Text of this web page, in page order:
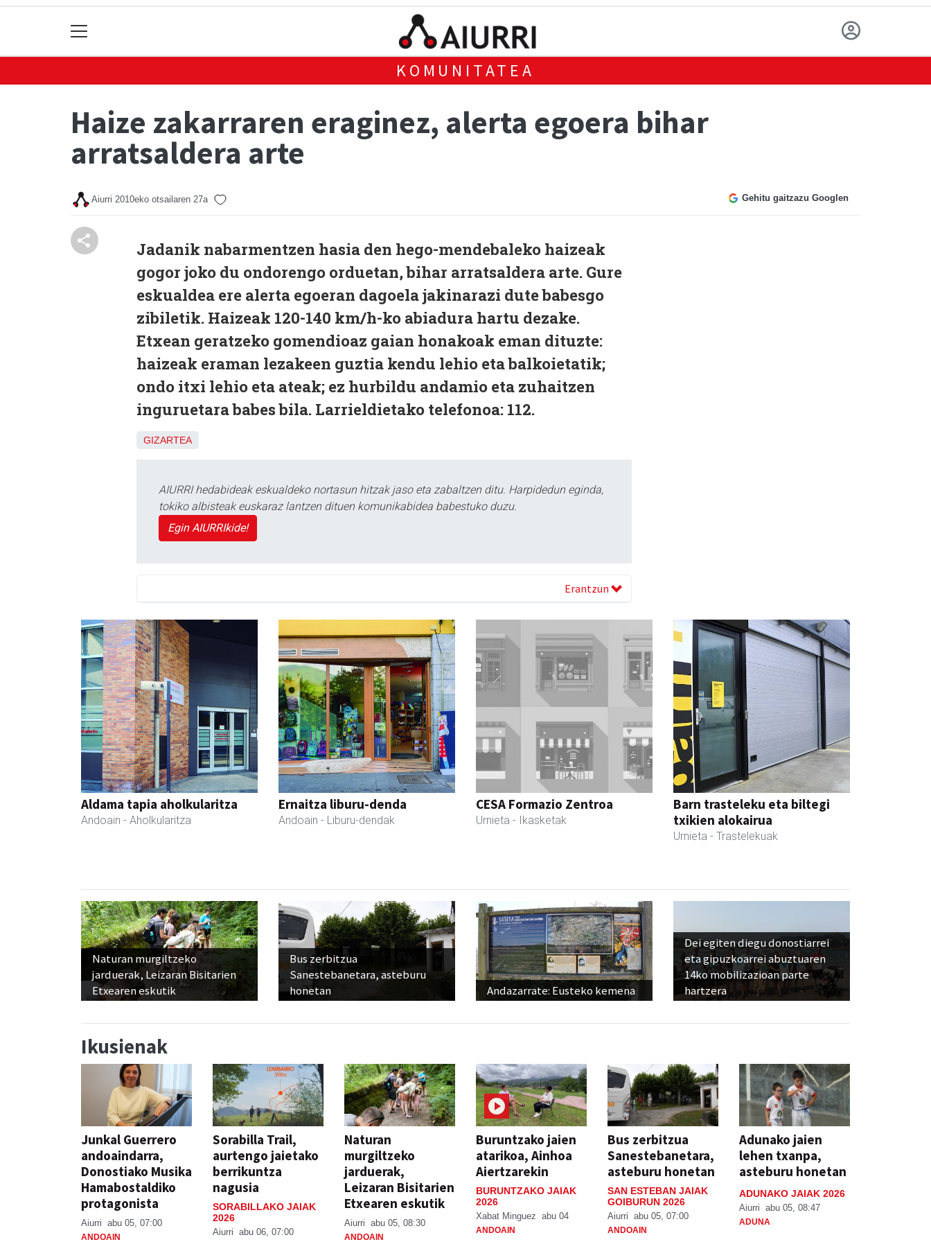
KOMUNITATEA
Haize zakarraren eraginez, alerta egoera bihar
arratsaldera arte
Aiurri 2010eko otsailaren 27a Gehitu gaitzazu Googlen
Jadanik nabarmentzen hasia den hego-mendebaleko haizeak
gogor joko du ondorengo orduetan, bihar arratsaldera arte. Gure
eskualdea ere alerta egoeran dagoela jakinarazi dute babesgo
zibiletik. Hai­zeak 120-140 km/h-ko abiadura har­­tu dezake.
Etxean geratzeko gomendioaz gaian ho­nakoak eman dituzte:
haizeak eraman lezakeen guztia kendu lehio eta balkoietatik;
ondo itxi lehio eta ateak; ez hurbildu andamio eta zuhaitzen
inguruetara babes bila. Larrieldietako telefonoa: 112.
GIZARTEA
AIURRI hedabideak eskualdeko nortasun hitzak jaso eta zabaltzen ditu. Harpidedun eginda,
tokiko albisteak euskaraz lantzen dituen komunikabidea babestuko duzu.
Egin AIURRIkide!
Erantzun
Aldama tapia aholkularitza
Andoain - Aholkularitza
Ernaitza liburu-denda
Andoain - Liburu-dendak
CESA Formazio Zentroa
Urnieta - Ikasketak
Barn trasteleku eta biltegi
txikien alokairua
Urnieta - Trastelekuak
Naturan murgiltzeko
jarduerak, Leizaran Bisitarien
Etxearen eskutik
Bus zerbitzua
Sanestebanetara, asteburu
honetan
Andazarrate: Eusteko kemena
Dei egiten diegu donostiarrei
eta gipuzkoarrei abuztuaren
14ko mobilizazioan parte
hartzera
Ikusienak
Junkal Guerrero
andoaindarra,
Donostiako Musika
Hamabostaldiko
protagonista
Aiurri abu 05, 07:00
ANDOAIN
Sorabilla Trail,
aurtengo jaietako
berrikuntza
nagusia
SORABILLAKO JAIAK
2026
Aiurri abu 06, 07:00
Naturan
murgiltzeko
jarduerak,
Leizaran Bisitarien
Etxearen eskutik
Aiurri abu 05, 08:30
ANDOAIN
Buruntzako jaien
atarikoa, Ainhoa
Aiertzarekin
BURUNTZAKO JAIAK
2026
Xabat Minguez abu 04
ANDOAIN
Bus zerbitzua
Sanestebanetara,
asteburu honetan
SAN ESTEBAN JAIAK
GOIBURUN 2026
Aiurri abu 05, 07:00
ANDOAIN
Adunako jaien
lehen txanpa,
asteburu honetan
ADUNAKO JAIAK 2026
Aiurri abu 05, 08:47
ADUNA